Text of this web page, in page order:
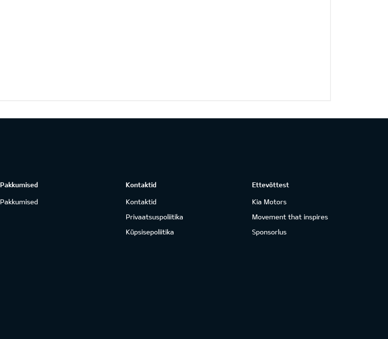
Pakkumised
Pakkumised
Kontaktid
Kontaktid
Privaatsuspoliitika
Küpsisepoliitika
Ettevõttest
Kia Motors
Movement that inspires
Sponsorlus